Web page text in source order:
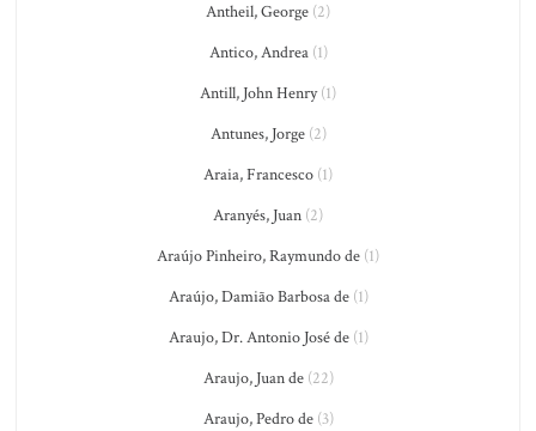
Antheil, George (2)
Antico, Andrea(1)
Antill, John Henry(1)
Antunes, Jorge(2)
Araia, Francesco (1)
Aranyés, Juan (2)
Araújo Pinheiro, Raymundo de (1)
Araújo, Damião Barbosa de(1)
Araujo, Dr. Antonio José de(1)
Araujo, Juan de(22)
Araujo, Pedro de(3)